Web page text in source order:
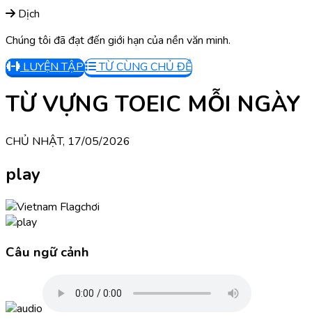
Dịch
Chúng tôi đã đạt đến giới hạn của nền văn minh.
LUYỆN TẬP
TỪ CÙNG CHỦ ĐỀ
TỪ VỰNG TOEIC MỖI NGÀY
CHỦ NHẬT, 17/05/2026
play
chơi
Câu ngữ cảnh